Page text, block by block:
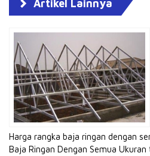
Artikel Lainnya
Harga rangka baja ringan dengan
Baja Ringan Dengan Semua